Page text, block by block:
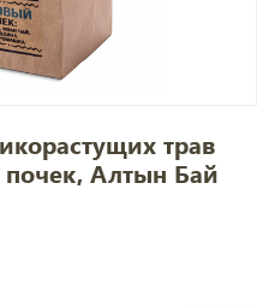
трав
Алтын Бай